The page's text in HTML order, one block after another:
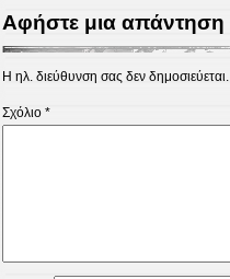
Αφήστε μια απάντηση
Η ηλ. διεύθυνση σας δεν δημοσιεύεται.
Σχόλιο *